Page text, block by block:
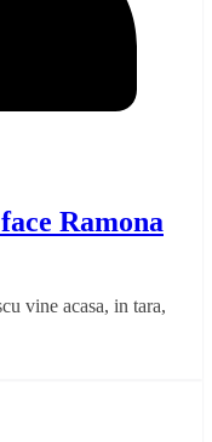
Ramona
vine acasa, in tara,